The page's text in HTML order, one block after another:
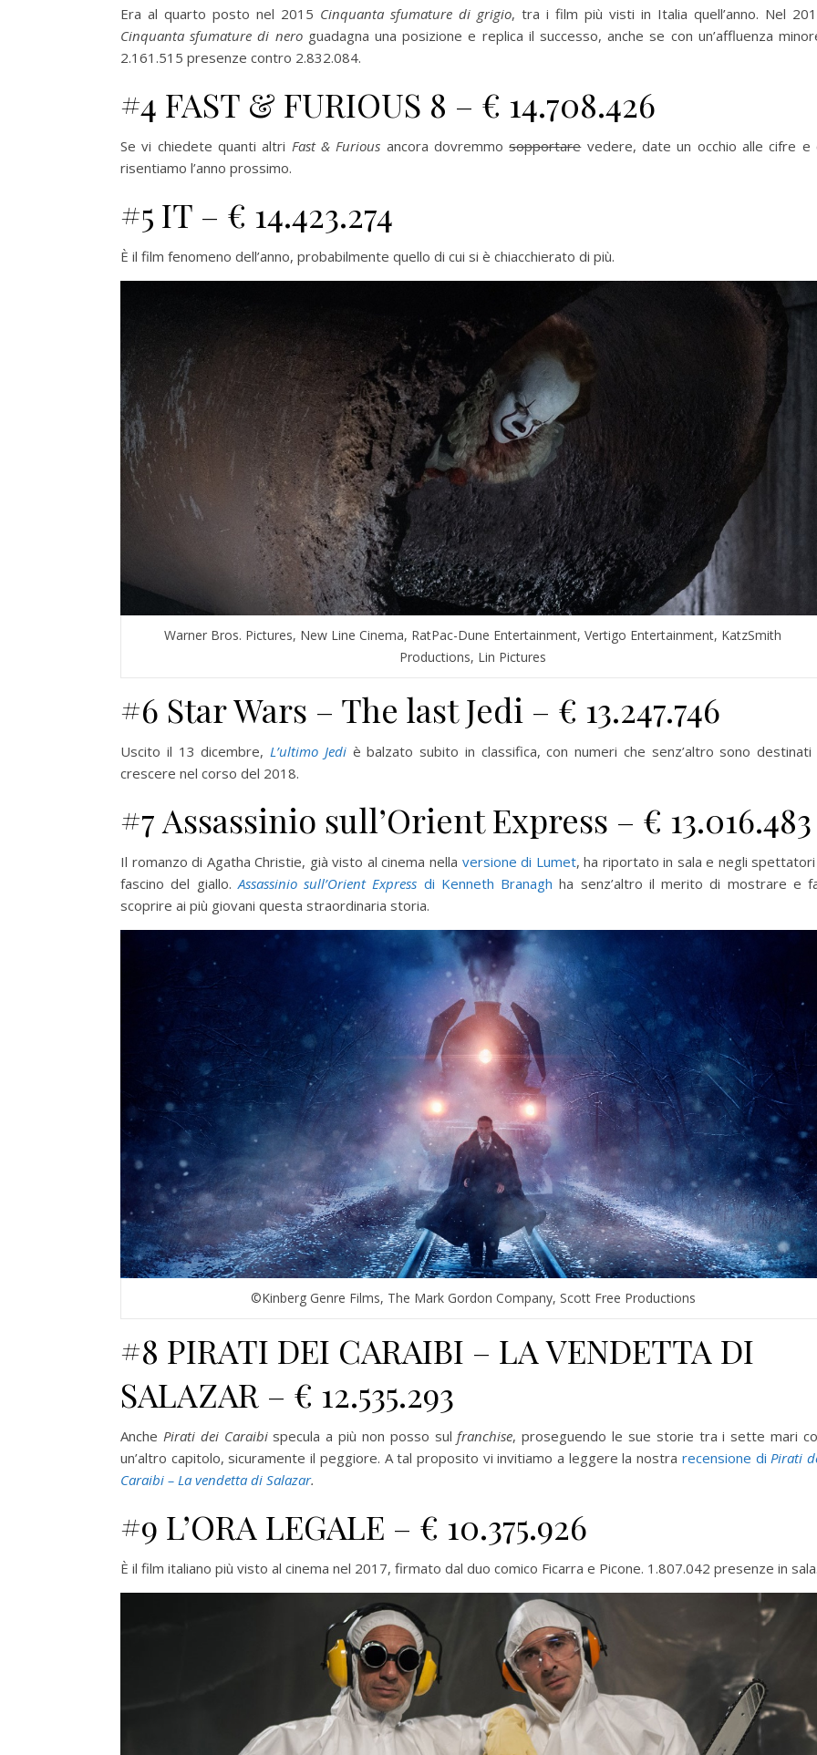
Era al quarto posto nel 2015 Cinquanta sfumature di grigio, tra i film più visti in Italia quell’anno. Nel
Cinquanta sfumature di neroguadagna una posizione e replica il successo, anche se con un’affluenza
2.161.515 presenze contro 2.832.084.
#4 FAST & FURIOUS 8 – € 14.708.426
Se vi chiedete quanti altri Fast & Furious ancora dovremmosopportarevedere, date un occhio alle cifre e
risentiamo l’anno prossimo.
#5 IT – € 14.423.274
È il film fenomeno dell’anno, probabilmente quello di cui si è chiacchierato di più.
Warner Bros. Pictures, New Line Cinema, RatPac-Dune Entertainment, Vertigo Entertainment, KatzSmith
Productions, Lin Pictures
#6 Star Wars – The last Jedi – € 13.247.746
Uscito il 13 dicembre, L’ultimo Jediè balzato subito in classifica, con numeri che senz’altro sono destinati
crescere nel corso del 2018.
#7 Assassinio sull’Orient Express – € 13.016.483
Il romanzo di Agatha Christie, già visto al cinema nella versione di Lumet, ha riportato in sala e negli spettatori
fascino del giallo. Assassinio sull’Orient Express di Kenneth Branagh ha senz’altro il merito di mostrare e
scoprire ai più giovani questa straordinaria storia.
©Kinberg Genre Films, The Mark Gordon Company, Scott Free Productions
#8 PIRATI DEI CARAIBI – LA VENDETTA DI
SALAZAR – € 12.535.293
Anche Pirati dei Caraibispecula a più non posso sul franchise, proseguendo le sue storie tra i sette mari
un’altro capitolo, sicuramente il peggiore. A tal proposito vi invitiamo a leggere la nostra recensione di Pirati
Caraibi – La vendetta di Salazar.
#9 L’ORA LEGALE – € 10.375.926
È il film italiano più visto al cinema nel 2017, firmato dal duo comico Ficarra e Picone. 1.807.042 presenze in sala.